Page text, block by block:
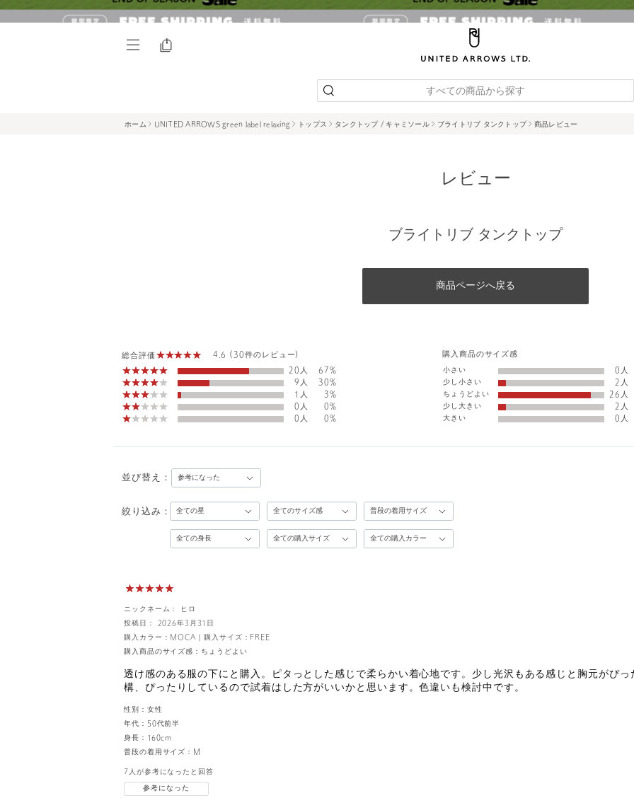
すべての商品から探す
ホーム UNITED ARROWS green label relaxing トップス タンクトップ / キャミソール ブライトリブ タンクトップ 商品レビュー
レビュー
ブライトリブ タンクトップ
商品ページへ戻る
総合評価
4.6 (30件のレビュー)
20人
67%
9人
30%
1人
3%
0人
0%
0人
0%
購入商品のサイズ感
小さい
0人
少し小さい
2人
ちょうどよい
26人
少し大きい
2人
大きい
0人
並び替え：
絞り込み：
ニックネーム： ヒロ
投稿日： 2026年3月31日
購入サイズ：FREE
｜
購入カラー：MOCA
購入商品のサイズ感： ちょうどよい
透け感のある服の下にと購入。ピタっとした感じで柔らかい着心地です。少し光沢もある感じと胸元がぴ
構、ぴったりしているので試着はした方がいいかと思います。色違いも検討中です。
性別： 女性
年代： 50代前半
身長： 160cm
普段の着用サイズ： M
7人が参考になったと回答
参考になった